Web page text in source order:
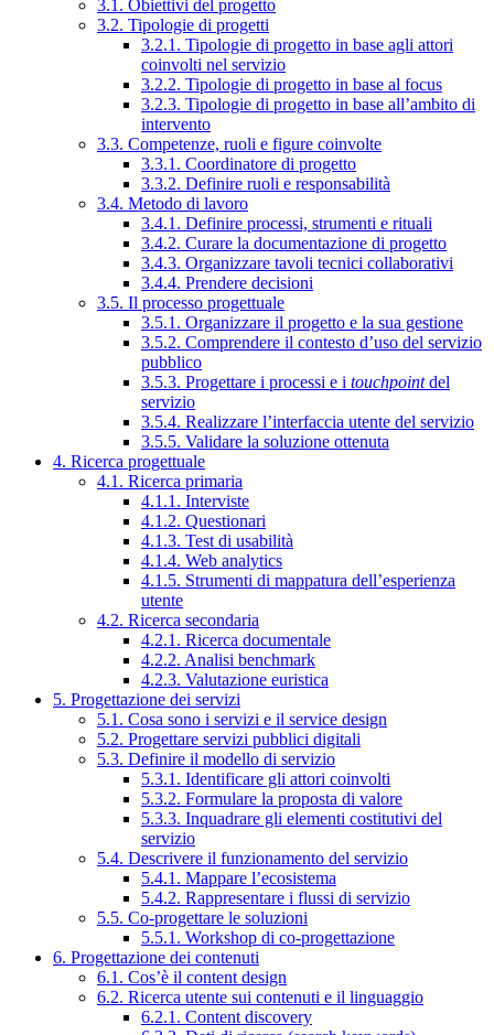
3.1. Obiettivi del progetto
3.2. Tipologie di progetti
3.2.1. Tipologie di progetto in base agli attori
coinvolti nel servizio
3.2.2. Tipologie di progetto in base al focus
3.2.3. Tipologie di progetto in base all’ambito di
intervento
3.3. Competenze, ruoli e figure coinvolte
3.3.1. Coordinatore di progetto
3.3.2. Definire ruoli e responsabilità
3.4. Metodo di lavoro
3.4.1. Definire processi, strumenti e rituali
3.4.2. Curare la documentazione di progetto
3.4.3. Organizzare tavoli tecnici collaborativi
3.4.4. Prendere decisioni
3.5. Il processo progettuale
3.5.1. Organizzare il progetto e la sua gestione
3.5.2. Comprendere il contesto d’uso del servizio
pubblico
3.5.3. Progettare i processi e i touchpointdel
servizio
3.5.4. Realizzare l’interfaccia utente del servizio
3.5.5. Validare la soluzione ottenuta
4. Ricerca progettuale
4.1. Ricerca primaria
4.1.1. Interviste
4.1.2. Questionari
4.1.3. Test di usabilità
4.1.4. Web analytics
4.1.5. Strumenti di mappatura dell’esperienza
utente
4.2. Ricerca secondaria
4.2.1. Ricerca documentale
4.2.2. Analisi benchmark
4.2.3. Valutazione euristica
5. Progettazione dei servizi
5.1. Cosa sono i servizi e il service design
5.2. Progettare servizi pubblici digitali
5.3. Definire il modello di servizio
5.3.1. Identificare gli attori coinvolti
5.3.2. Formulare la proposta di valore
5.3.3. Inquadrare gli elementi costitutivi del
servizio
5.4. Descrivere il funzionamento del servizio
5.4.1. Mappare l’ecosistema
5.4.2. Rappresentare i flussi di servizio
5.5. Co-progettare le soluzioni
5.5.1. Workshop di co-progettazione
6. Progettazione dei contenuti
6.1. Cos’è il content design
6.2. Ricerca utente sui contenuti e il linguaggio
6.2.1. Content discovery